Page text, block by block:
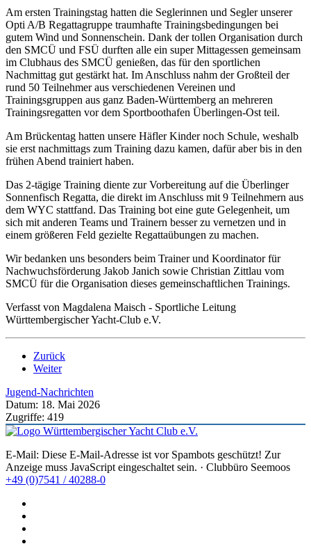
Am ersten Trainingstag hatten die Seglerinnen und Segler unserer
Opti A/B Regattagruppe traumhafte Trainingsbedingungen bei
gutem Wind und Sonnenschein. Dank der tollen Organisation durch
den SMCÜ und FSÜ durften alle ein super Mittagessen gemeinsam
im Clubhaus des SMCÜ genießen, das für den sportlichen
Nachmittag gut gestärkt hat. Im Anschluss nahm der Großteil der
rund 50 Teilnehmer aus verschiedenen Vereinen und
Trainingsgruppen aus ganz Baden-Württemberg an mehreren
Trainingsregatten vor dem Sportboothafen Überlingen-Ost teil.
Am Brückentag hatten unsere Häfler Kinder noch Schule, weshalb
sie erst nachmittags zum Training dazu kamen, dafür aber bis in den
frühen Abend trainiert haben.
Das 2-tägige Training diente zur Vorbereitung auf die Überlinger
Sonnenfisch Regatta, die direkt im Anschluss mit 9 Teilnehmern aus
dem WYC stattfand. Das Training bot eine gute Gelegenheit, um
sich mit anderen Teams und Trainern besser zu vernetzen und in
einem größeren Feld gezielte Regattaübungen zu machen.
Wir bedanken uns besonders beim Trainer und Koordinator für
Nachwuchsförderung Jakob Janich sowie Christian Zittlau vom
SMCÜ für die Organisation dieses gemeinschaftlichen Trainings.
Verfasst von Magdalena Maisch - Sportliche Leitung
Württembergischer Yacht-Club e.V.
Zurück
Weiter
Jugend-Nachrichten
Datum: 18. Mai 2026
Zugriffe: 419
E-Mail: Diese E-Mail-Adresse ist vor Spambots geschützt! Zur
Anzeige muss JavaScript eingeschaltet sein. · Clubbüro Seemoos
+49 (0)7541 / 40288-0